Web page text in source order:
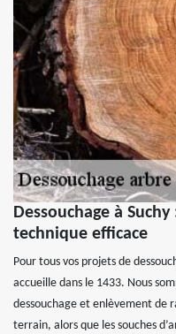
Dessouchage à
technique efficace
Pour tous vos projets de
accueille dans le 1433. Nous
dessouchage et enlèvement de
terrain, alors que les souches